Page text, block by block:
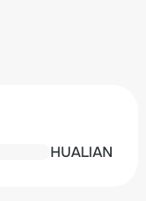
HUALIAN